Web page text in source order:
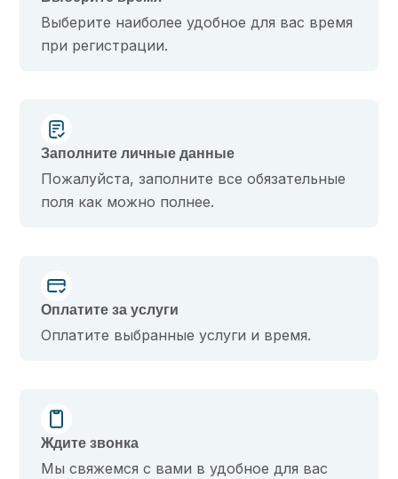
Выберите наиболее удобное для вас время
при регистрации.
Заполните личные данные
Пожалуйста, заполните все обязательные
поля как можно полнее.
Оплатите за услуги
Оплатите выбранные услуги и время.
Ждите звонка
Мы свяжемся с вами в удобное для вас